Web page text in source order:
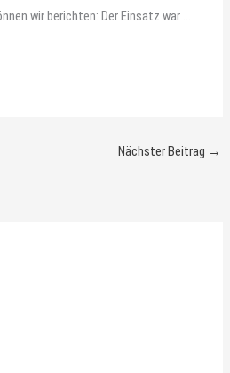
wir berichten: Der Einsatz war ...
Nächster Beitrag →